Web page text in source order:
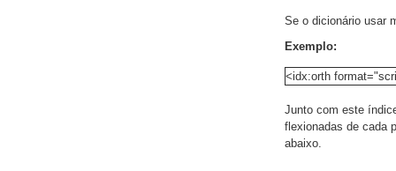
Se o dicionário usar
Exemplo:
<idx:orth
Junto com este
flexionadas de cada
abaixo.